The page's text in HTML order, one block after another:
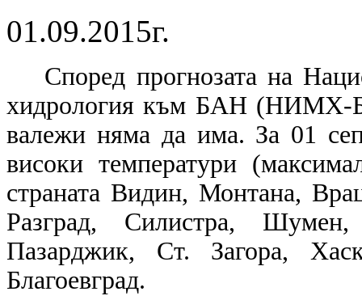
01.09.2015г.
Според прогнозата на
хидрология към БАН (НИМХ-
валежи няма да има. За 01
високи температури
страната Видин, Монтана,
Разград, Силистра,
Пазарджик, Ст. Загора,
Благоевград.